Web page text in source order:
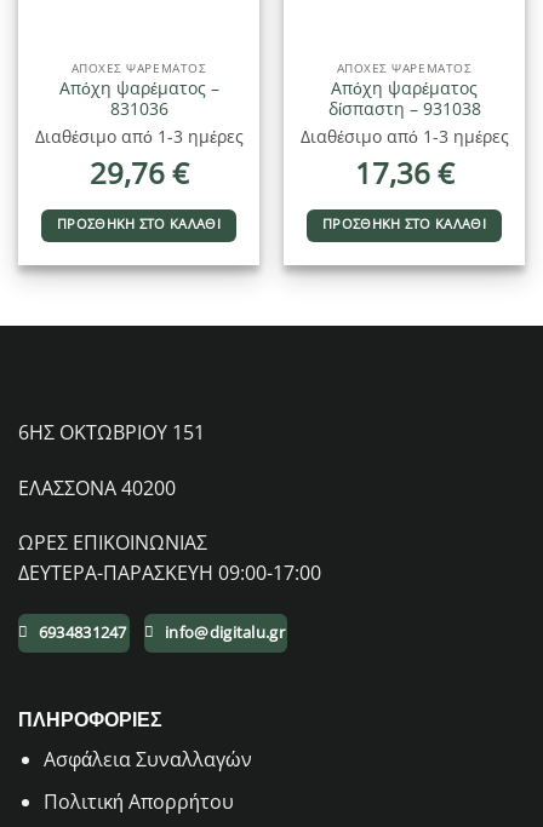
ΑΠΌΧΕΣ ΨΑΡΈΜΑΤΟΣ
Απόχη ψαρέματος –
831036
Διαθέσιμο από 1-3 ημέρες
29,76€
ΠΡΟΣΘΉΚΗ ΣΤΟ ΚΑΛΆΘΙ
ΑΠΌΧΕΣ ΨΑΡΈΜΑΤΟΣ
Απόχη ψαρέματος
δίσπαστη – 931038
Διαθέσιμο από 1-3 ημέρες
17,36€
ΠΡΟΣΘΉΚΗ ΣΤΟ ΚΑΛΆΘΙ
6ΗΣ ΟΚΤΩΒΡΙΟΥ 151
ΕΛΑΣΣΟΝΑ 40200
ΩΡΕΣ ΕΠΙΚΟΙΝΩΝΙΑΣ
ΔΕΥΤΕΡΑ-ΠΑΡΑΣΚΕΥΗ 09:00-17:00
6934831247 info@digitalu.gr
ΠΛΗΡΟΦΟΡΙΕΣ
Aσφάλεια Συναλλαγών
Πολιτική Απορρήτου